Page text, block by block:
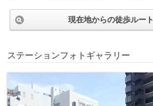
現在地からの徒歩ルート
ステーションフォトギャラリー